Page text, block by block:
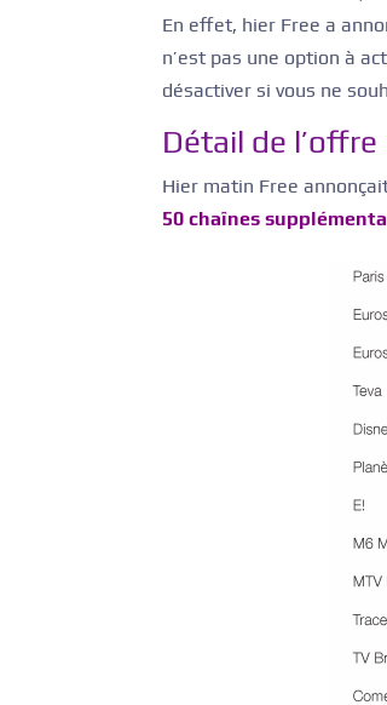
En effet, hier Free a
n’est pas une option à
désactiver si vous ne
Détail de l’offre
Hier matin Free
50 chaînes